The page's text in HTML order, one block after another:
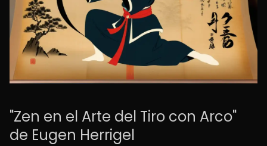
"Zen en el Arte del Tiro con Arco"
de Eugen Herrigel